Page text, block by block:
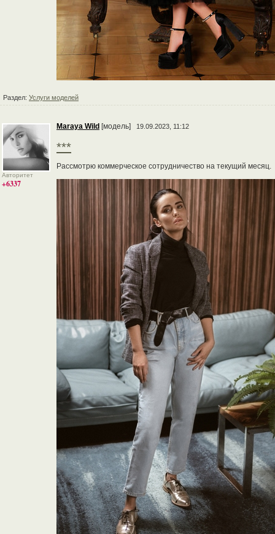
Раздел: Услуги моделей
Авторитет
+6337
Maraya Wild [модель] 19.09.2023, 11:12
***
Рассмотрю коммерческое сотрудничество на текущий месяц.